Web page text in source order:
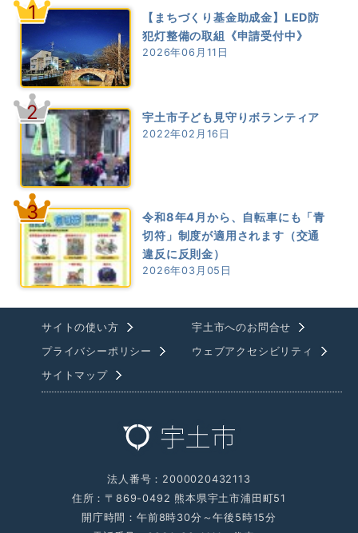
1
【まちづくり基金助成金】LED防
犯灯整備の取組《申請受付中》
2026年06月11日
2 宇土市子ども見守りボランティア
2022年02月16日
3
令和8年4月から、自転車にも「青
切符」制度が適用されます（交通
違反に反則金）
2026年03月05日
サイトの使い方
宇土市へのお問合せ
プライバシーポリシー
ウェブアクセシビリティ
サイトマップ
法人番号：2000020432113
住所：〒869-0492 熊本県宇土市浦田町51
開庁時間：午前8時30分～午後5時15分